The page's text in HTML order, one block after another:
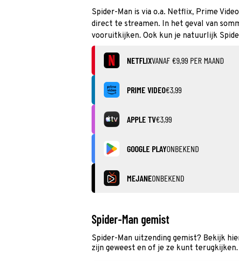
Spider-Man is via o.a. Netflix, Prime
direct te streamen. In het geval van
vooruitkijken. Ook kun je natuurlijk
NETFLIXVANAF €9,99 PER MAAND
PRIME VIDEO€3,99
APPLE TV€3,99
GOOGLE PLAYONBEKEND
MEJANEONBEKEND
Spider-Man gemist
Spider-Man uitzending gemist? Bekijk
zijn geweest en of je ze kunt terugkijken.